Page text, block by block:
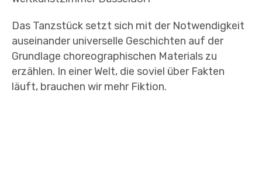
Das Tanzstück setzt sich mit der Notwendigkeit
auseinander universelle Geschichten auf der
Grundlage choreographischen Materials zu
erzählen. In einer Welt, die soviel über Fakten
läuft, brauchen wir mehr Fiktion.